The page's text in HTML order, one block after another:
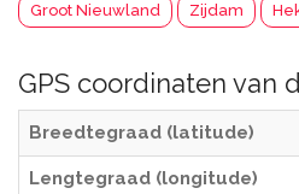
Groot Nieuwland Zijdam
GPS coordinaten van
Breedtegraad (latitude)
Lengtegraad (longitude)